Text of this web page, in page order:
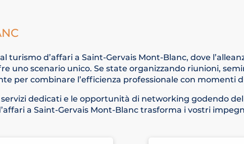
d’affari a Saint-Gervais Mont-Blanc, dove
uno scenario unico. Se state organizzando riunioni,
per combinare l’efficienza professionale con momenti
dedicati e le opportunità di networking godendo
a Saint-Gervais Mont-Blanc trasforma i vostri